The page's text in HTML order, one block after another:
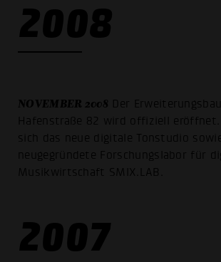
2008
NOVEMBER 2008 Der
Hafenstraße 82 wird offiziell eröffnet.
sich das neue digitale Tonstudio
neugegründete Forschungslabor für
Musikwirtschaft SMIX.LAB.
2007